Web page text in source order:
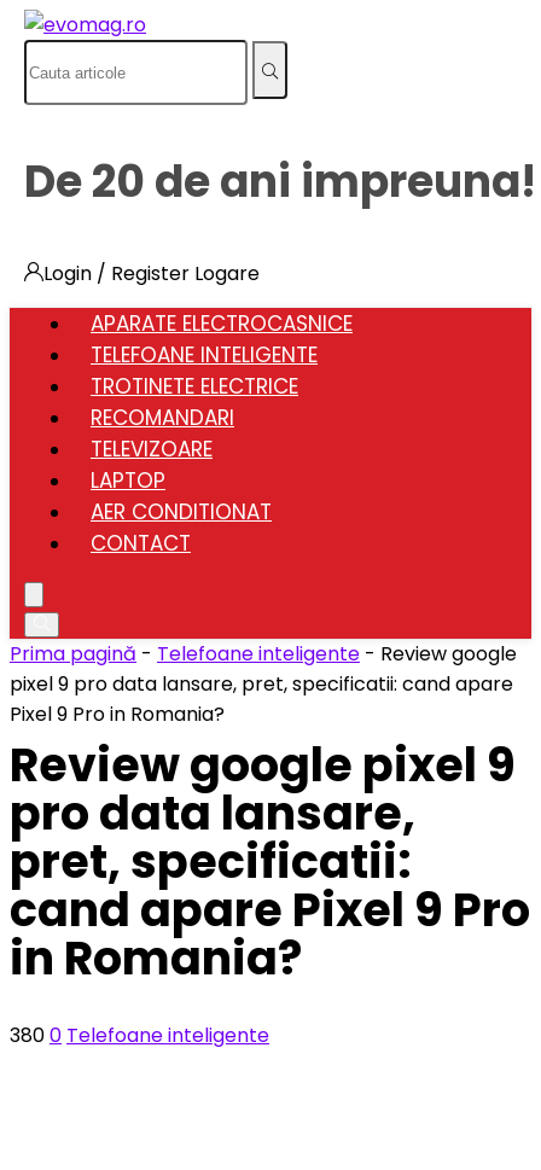
De 20 de ani impreuna!
Login / Register Logare
APARATE ELECTROCASNICE
TELEFOANE INTELIGENTE
TROTINETE ELECTRICE
RECOMANDARI
TELEVIZOARE
LAPTOP
AER CONDITIONAT
CONTACT
Prima pagină - Telefoane inteligente - Review google
pixel 9 pro data lansare, pret, specificatii: cand apare
Pixel 9 Pro in Romania?
Review google pixel 9
pro data lansare,
pret, specificatii:
cand apare Pixel 9 Pro
in Romania?
3800 Telefoane inteligente